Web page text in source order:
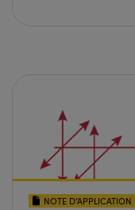
NOTE D’APPLICATION